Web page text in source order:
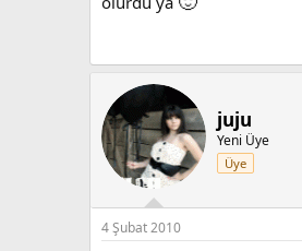
juju
Yeni Üye
Üye
4 Şubat 2010